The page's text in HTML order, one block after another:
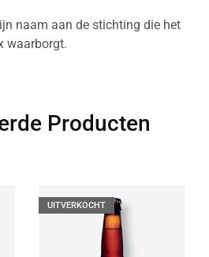
naam aan de stichting die het
waarborgt.
Producten
UITVERKOCHT